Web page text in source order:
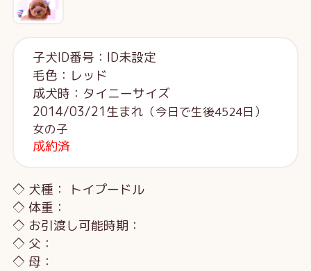
子犬ID番号：ID未設定
毛色：レッド
成犬時：タイニーサイズ
2014/03/21生まれ （今日で生後4524日）
女の子
成約済
◇ 犬種： トイプードル
◇ 体重：
◇ お引渡し可能時期：
◇ 父：
◇ 母：